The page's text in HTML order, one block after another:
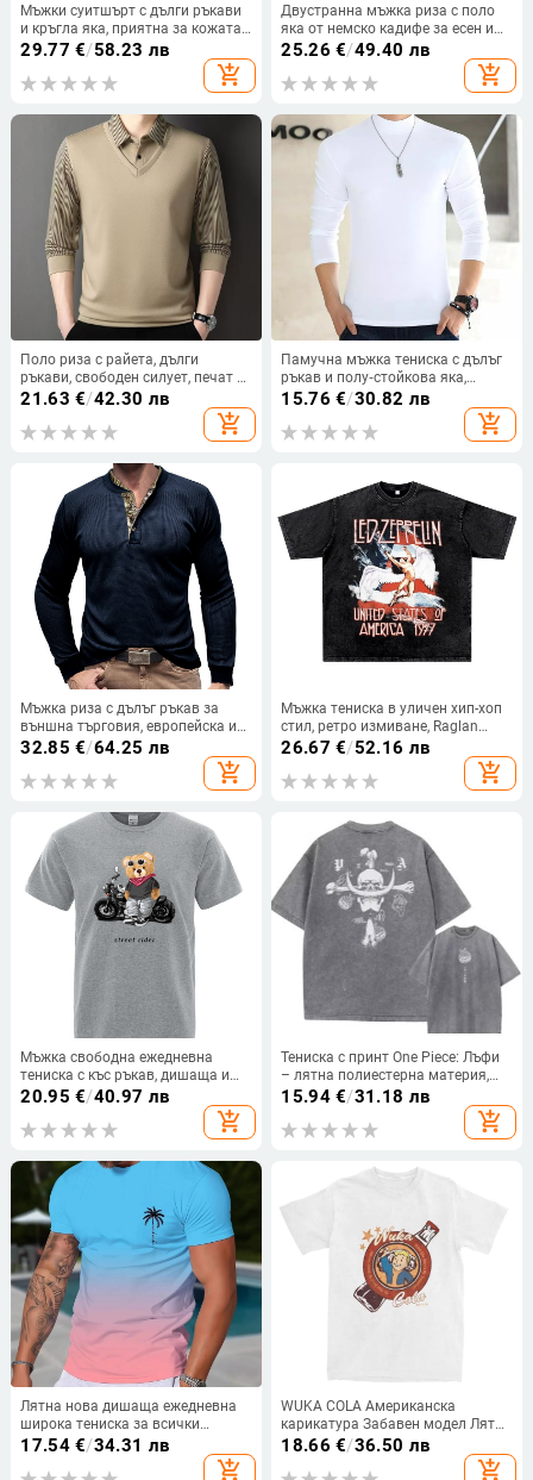
Мъжки суитшърт с дълги ръкави
и кръгла яка, приятна за кожата
полиестрова смес, свободна
кройка, принт с думи, за пролет и
есен.
29.77 €/58.23 лв
add_shopping_cart
Двустранна мъжка риза с поло
яка от немско кадифе за есен и
зима, с подплата от полар и
удебелен топъл вътрешен слой,
тънък и лек бизнес дълъг ръкав
25.26 €/49.40 лв
add_shopping_cart
Поло риза с райета, дълги
ръкави, свободен силует, печат и
боядисване, полиестер 96%+
21.63 €/42.30 лв
add_shopping_cart
Памучна мъжка тениска с дълъг
ръкав и полу‑стойкова яка,
едноцветна, базов слой, размер
15.76 €/30.82 лв
add_shopping_cart
Мъжка риза с дълъг ръкав за
външна търговия, европейска и
американска мъжка тениска
Henry с гофретна облегалка, топ с
горнище, стил Trbottomy
32.85 €/64.25 лв
add_shopping_cart
Мъжка тениска в уличен хип-хоп
стил, ретро измиване, Raglan
ръкав, кръгла яка, печатен мотив
26.67 €/52.16 лв
add_shopping_cart
Мъжка свободна ежедневна
тениска с къс ръкав, дишаща и
памучно подплатена, с щампа на
мотоциклетисти
20.95 €/40.97 лв
add_shopping_cart
Тениска с принт One Piece: Лъфи
– лятна полиестерна материя,
принт с 3D ефект, кръгло деколте,
къс ръкав, дигитален печат
15.94€/31.18 лв
add_shopping_cart
Лятна нова дишаща ежедневна
широка тениска за всички
мачове с 3D дигитален печат,
градиент, мъжка спортна тениска
17.54€/34.31 лв
add_shopping_cart
WUKA COLA Американска
карикатура Забавен модел Лятна
Нова Модерна Свободна Тениска
с Къс Ръкав за Двойки Памучна
18.66 €/36.50 лв
add_shopping_cart